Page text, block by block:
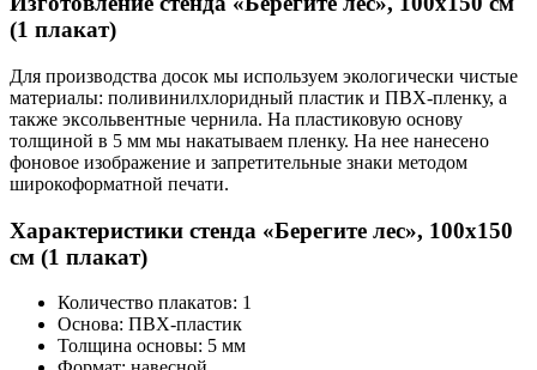
(1 плакат)
Для производства досок мы используем экологически чистые
материалы: поливинилхлоридный пластик и ПВХ-пленку, а
также эксольвентные чернила. На пластиковую основу
толщиной в 5 мм мы накатываем пленку. На нее нанесено
фоновое изображение и запретительные знаки методом
широкоформатной печати.
Характеристики стенда «Берегите лес», 100х150
см (1 плакат)
Количество плакатов: 1
Основа: ПВХ-пластик
Толщина основы: 5 мм